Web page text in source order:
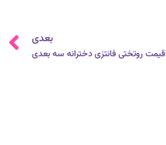
بعدی
قیمت روتختی فانتزی دخترانه سه بعدی